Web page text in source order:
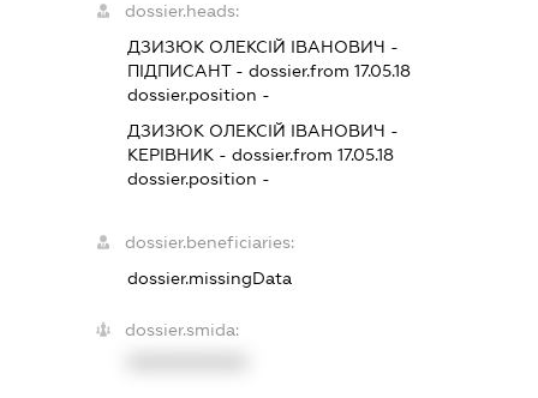
dossier.heads:
ДЗИЗЮК ОЛЕКСІЙ ІВАНОВИЧ -
ПІДПИСАНТ- dossier.from 17.05.18
dossier.position -
ДЗИЗЮК ОЛЕКСІЙ ІВАНОВИЧ -
КЕРІВНИК- dossier.from 17.05.18
dossier.position -
dossier.beneficiaries:
dossier.missingData
dossier.smida: